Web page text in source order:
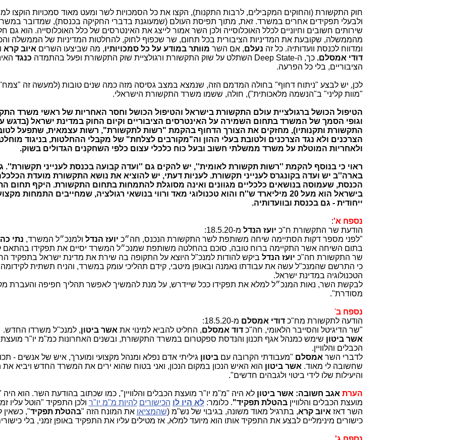
חוק התקשורת (והחוקים המקבילים, לרבות התקנות), הקצו את כל הסמכויות לשר ומעט מאוד סמכויות הוקצו
ולבעלי תפקידים אחרים במשרד. זאת, מתוך תפיסת העולם (שמעוגנת בדברי החקיקה בכנסת), שמדובר
שירותים חשובים וחיוניים לכלל האוכלוסייה ולכן השר אמור לייצג את האינטרסים של כלל האוכלוסייה. הוא גם
מהממשלה, שקובעת את המדיניות הציבורית בכל תחום, שר שכפוף לחוק, להחלטות המדיניות של הממשלה
ומדווח לכנסת וועדותיה. כל זה נעלם, אם השר מוותר במודע על כל סמכויותיו, מה שביצעו השרים איוב קרא
דודי אמסלם. כך, ה-Deep State השתלט על שוק התקשורת ורגולציית שוק התקשורת ופעל בהתמדה כנגד
הציבוריים, בלי כל הפרעה.
לכן, יש לבצע "ניתוח דחוף" בחולה המדמם הזה, שנמצא במצב גסיסה מזה כמה שנים טובות (למעשה זה
"מוות קליני" ב"הנשמה מלאכותית"), חולה, ששמו משרד התקשורת הישראלי.
הטיפול הכושל ברגולציית עולם התקשורת בישראל והטיפול הכושל וחסר האחריות של ראשי משרד
וגופי הסמך של המשרד בתחום השמירה על האינטרסים הציבוריים וקיום החוק במדינת ישראל (בדגש
התקשורת ותקנותיו), מחזקים את הצורך הדחוף בהקמת "רשות לתקשורת", רשות עצמאית, שתפעל
הצרכנים ולא נגד הצרכנים ולטובת בעלי ההון וה"מקורבים לצלחת" של מקבלי ההחלטות, בניגוד
ולאחריות המוטלת על משרד ממשלתי חשוב ובעל כוח כלכלי עצום כלפי השחקנים הגדולים בשוק.
ראוי כי בנוסף להקמת ''רשות תקשורת לאומית'', יש להקים גם ''ועדה קבועה בכנסת לענייני תקשורת''.
בארה''ב יש ועדה בקונגרס לענייני תקשורת. לעניות דעתי, יש להוציא את נושא התקשורת מועדת
הכנסת, שעמוסה בנושאים כלכליים מגוונים ואינה מסוגלת להתמחות בתחום התקשורת. היקף תחום
בישראל הוא מעל 20 מיליארד ש''ח והוא טכנולוגי מאד ורווי בנושאי רגולציה, שמחייבים התמחות
ייחודית - גם בכנסת ובוועדותיה.
נספח א':
הודעת שר התקשורת ח"כ יועז הנדל מ-18.5.20:
"לפני מספר דקות הסתיימה שיחה משותפת לשר התקשורת הנכנס, חה״כ יועז הנדל ולמנכ״ל המשרד, נתי
בתום השיחה אשר התקיימה ברוח טובה, סוכם בהחלטה משותפת שמנכ״ל המשרד יסיים את תפקידו בהתאם
שר התקשורת חה"כ יועז הנדל ביקש להודות למנכ"ל היוצא על התקופה בה שירת את מדינת ישראל בתפקיד
כי התרשם שהמנכ"ל עשה את עבודתו נאמנה ובאופן מיטבי, קידם תהליכי עומק במשרד, והניח תשתית
הטכנולוגיה במדינת ישראל.
לבקשת השר, נאות המנכ״ל למלא את תפקידו ככל שיידרש, על מנת להמשיך לאפשר תהליך חפיפה והעברת
מסודרת".
נספח ב'
הודעה לתקשורת מח"כדודי אמסלם מ-18.5.20:
"שר הדיגיטל והסייבר הלאומי, חה"כדוד אמסלם, החליט להביא למינוי את אשר ביטון, למנכ"ל משרדו החדש.
אשר ביטון שימש כמנהל אגף תכנון והנדסת ספקטרום במשרד התקשורת, ובשנים האחרונות כמ"מ יו"ר מועצת
הכבלים והלוויין.
לדברי השר אמסלם "מעבודתי הקרובה עםביטון גיליתי אדם נפלא ומנהל מקצועי ומוערך, איש של אנשים -
שחשובה לי מאוד. אשר ביטון הוא האיש הנכון במקום הנכון, ואני בטוח שהוא ירים את המשרד החדש ויביא את
והיעילות שלו לידי ביטוי ולגבהים חדשים".
הערת אגב חשובה: אשר ביטון לא היה "מ"מ יו"ר מועצת הכבלים והלוויין", כמו שכתוב בהודעת השר. הוא היה
מועצת הכבלים והלווייןבהטלת תפקיד". כלומר:לא היו לו הכישורים להיות מ"מ יו"ר ולכן התפקיד "הוטל עליו
השר דאז איוב קרא, בתרגיל מאוד משונה, בגיבוי של נש"מ (שהמציאו את המונח הזה "בהטלת תפקיד", כשאין
כישורים מינימליים לבצע את התפקיד אותו הוא מיועד למלא, אז מטילים עליו את התפקיד באופן זמני, בלי